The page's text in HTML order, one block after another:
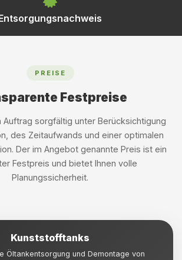
PREISE
Festpreise
Auftrag sorgfältig unter Berücksichtigung
des Zeitaufwands und einer optimalen
Der im Angebot genannte Preis ist ein
Festpreis und bietet Ihnen volle
Planungssicherheit.
Kunststofftanks
Öltankentsorgung und Demontage von